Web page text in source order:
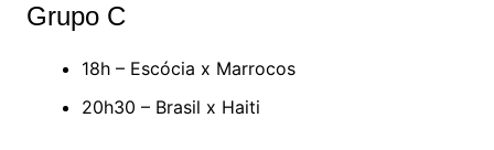
Grupo C
18h – Escócia x Marrocos
20h30 – Brasil x Haiti